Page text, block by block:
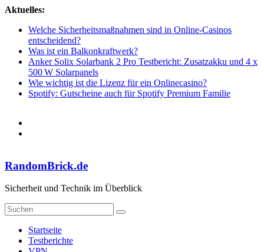
Zum
springen
Aktuelles:
Welche Sicherheitsmaßnahmen sind in Online-Casinos
entscheidend?
Was ist ein Balkonkraftwerk?
Anker Solix Solarbank 2 Pro Testbericht: Zusatzakku und 4 x
500 W Solarpanels
Wie wichtig ist die Lizenz für ein Onlinecasino?
Spotify: Gutscheine auch für Spotify Premium Familie
RandomBrick.de
Sicherheit und Technik im Überblick
Startseite
Testberichte